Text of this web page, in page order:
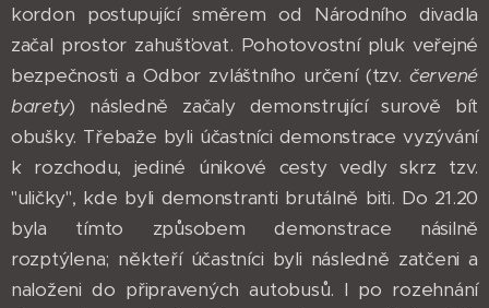
kordon postupující směrem od Národního divadla
začal prostor zahušťovat. Pohotovostní pluk veřejné
bezpečnosti a Odbor zvláštního určení (tzv. červené
barety) následně začaly demonstrující surově bít
obušky. Třebaže byli účastníci demonstrace vyzývání
k rozchodu, jediné únikové cesty vedly skrz tzv.
"uličky", kde byli demonstranti brutálně biti. Do 21.20
byla tímto způsobem demonstrace násilně
rozptýlena; někteří účastníci byli následně zatčeni a
naloženi do připravených autobusů. I po rozehnání